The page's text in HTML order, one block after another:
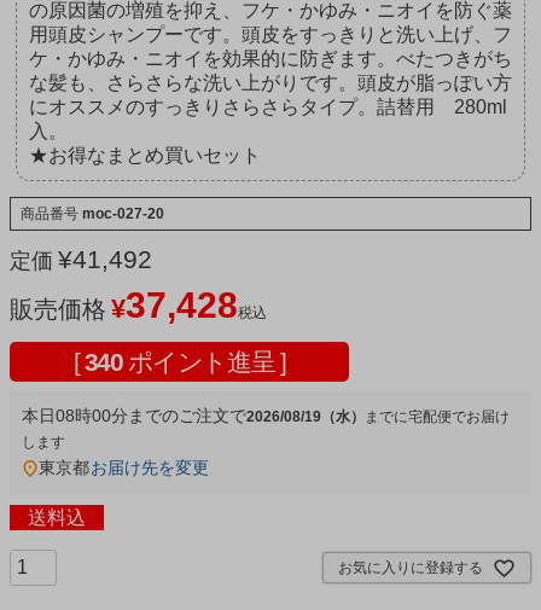
の原因菌の増殖を抑え、フケ・かゆみ・ニオイを防ぐ薬
用頭皮シャンプーです。頭皮をすっきりと洗い上げ、フ
ケ・かゆみ・ニオイを効果的に防ぎます。べたつきがち
な髪も、さらさらな洗い上がりです。頭皮が脂っぽい方
にオススメのすっきりさらさらタイプ。詰替用 280ml
入。
★お得なまとめ買いセット
商品番号 moc-027-20
定価 ¥41,492
販売価格 ¥37,428税込
[ 340 ポイント進呈 ]
本日08時00分 までのご注文で2026/08/19（水） 宅配便
東京都お届け先を変更
送料込
お気に入りに登録する